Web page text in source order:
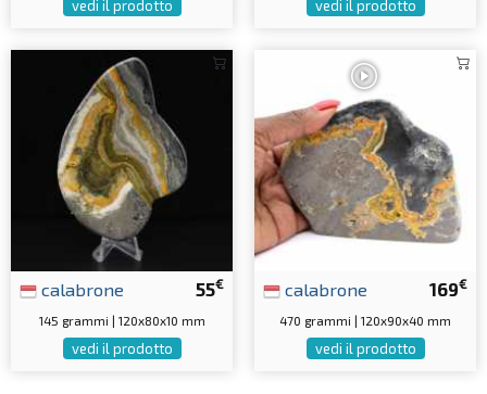
vedi il prodotto vedi il prodotto
55€
calabrone
145 grammi | 120x80x10 mm
vedi il prodotto
169€
calabrone
470 grammi | 120x90x40 mm
vedi il prodotto